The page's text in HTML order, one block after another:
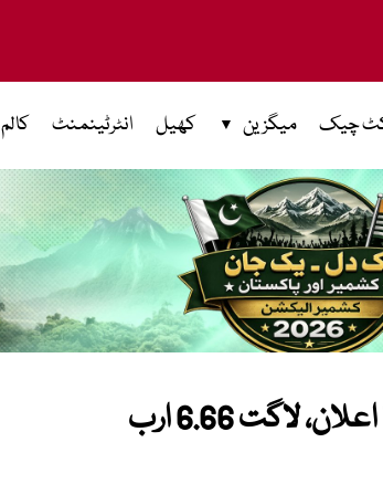
چیک میگزین کھیل انٹرٹینمنٹ کالم
حکومت کا ایم ایل ون منصوبے پر کام شروع کرنے کا اعلان، لاگت 6.66 ارب